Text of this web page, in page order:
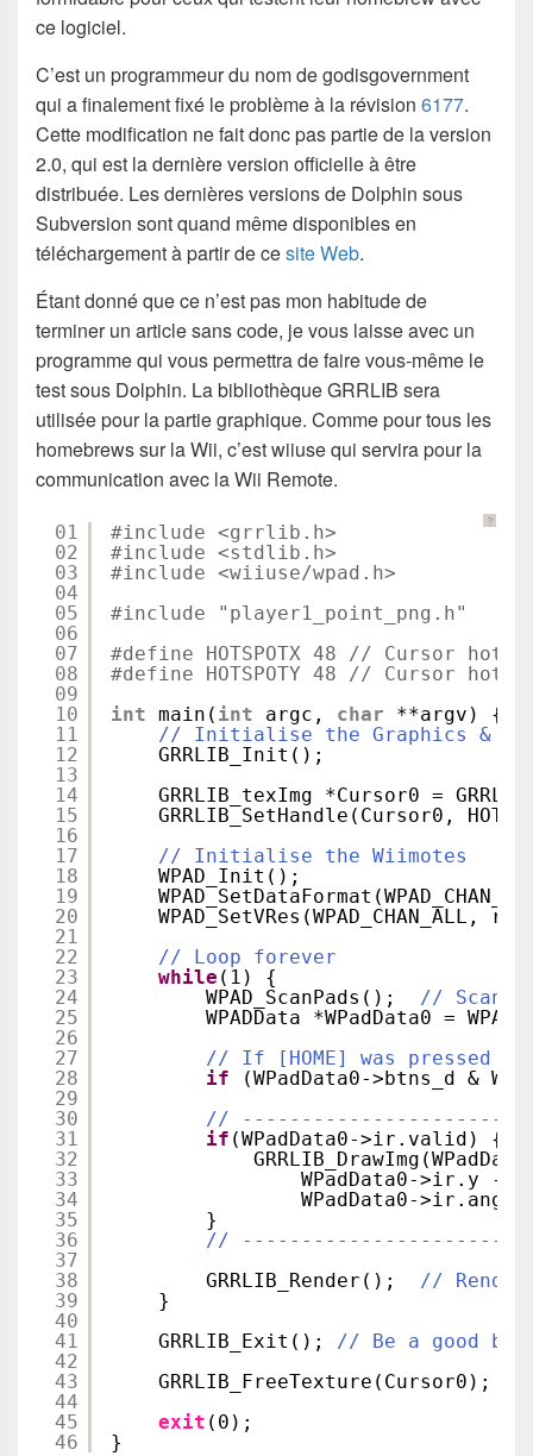
ce logiciel.
C’est un programmeur du nom de godisgovernment
qui a finalement fixé le problème à la révision 6177.
Cette modification ne fait donc pas partie de la version
2.0, qui est la dernière version officielle à être
distribuée. Les dernières versions de Dolphin sous
Subversion sont quand même disponibles en
téléchargement à partir de cesite Web.
Étant donné que ce n’est pas mon habitude de
terminer un article sans code, je vous laisse avec un
programme qui vous permettra de faire vous-même le
test sous Dolphin. La bibliothèque GRRLIB sera
utilisée pour la partie graphique. Comme pour tous les
homebrews sur la Wii, c’est wiiuse qui servira pour la
communication avec la Wii Remote.
?
01
02
03
04
05
06
07
08
09
10
11
12
13
14
15
16
17
18
19
20
21
22
23
24
25
26
27
28
29
30
31
32
33
34
35
36
37
38
39
40
41
42
43
44
45
46
#include <grrlib.h>
#include <stdlib.h>
#include <wiiuse/wpad.h>
#include "player1_point_png.h"
#define HOTSPOTX 48 // Cursor
#define HOTSPOTY 48 // Cursor
int main( int argc, char
**argv) {
// Initialise the Graphics &
GRRLIB_Init();
GRRLIB_texImg *Cursor0 =
GRRLIB_SetHandle(Cursor0,
// Initialise the Wiimotes
WPAD_Init();
// Loop forever
while (1) {
WPAD_ScanPads(); // Scan
WPADData *WPadData0 =
// If [HOME] was pressed
if
(WPadData0->btns_d &
//
if (WPadData0->ir.valid) {
WPadData0->ir.y -
WPadData0-
}
//
GRRLIB_Render(); //
}
GRRLIB_Exit(); // Be a good
GRRLIB_FreeTexture(Cursor0);
exit (0);
}